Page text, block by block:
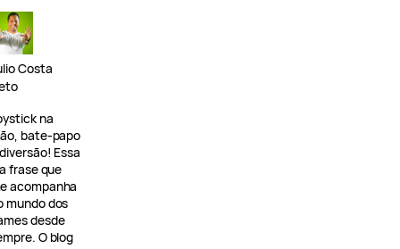
Costa
na
bate-papo
Essa
frase que
acompanha
mundo dos
desde
O blog